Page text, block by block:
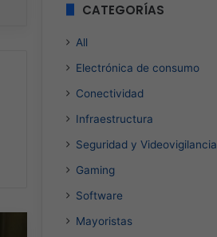
CATEGORÍAS
All
Electrónica de consumo
Conectividad
Infraestructura
Seguridad y Videovigilancia
Gaming
Software
Mayoristas